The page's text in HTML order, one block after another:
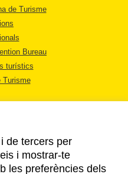
de Turisme
Bureau
turístics
Turisme
de tercers per
i mostrar-te
les preferències dels